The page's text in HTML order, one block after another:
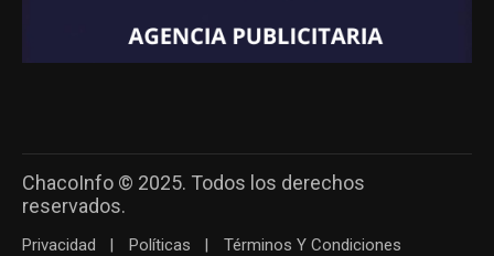
ChacoInfo © 2025. Todos los derechos
reservados.
Privacidad Políticas Términos Y Condiciones